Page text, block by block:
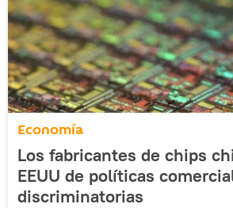
Economía
Los fabricantes de chips
EEUU de políticas
discriminatorias